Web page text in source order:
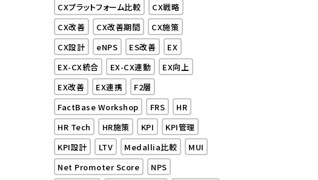
CXプラットフォーム比較
CX戦略
CX改善
CX改善期間
CX施策
CX設計
eNPS ES改善
EX
EX-CX統合
EX-CX連動
EX向上
EX改善
EX連携
F2層
FactBase Workshop
FRS
HR
HR Tech
HR施策 KPI
KPI管理
KPI設計
LTV Medallia比較
MUI
Net Promoter Score
NPS